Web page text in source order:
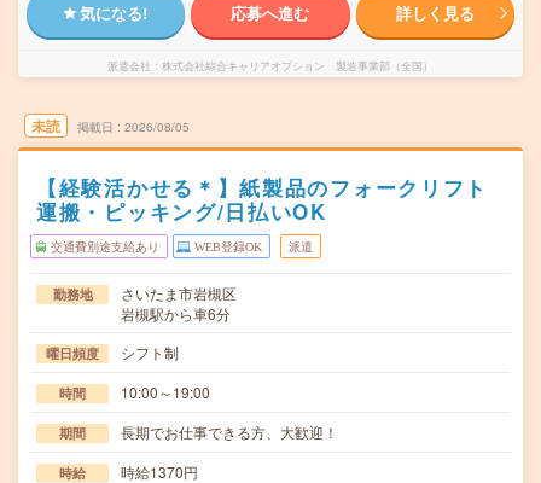
気になる! 応募へ進む 詳しく見る
派遣会社 株式会社綜合キャリアオプション 製造事業部（全国）
未読 掲載日 2026/08/05
【経験活かせる＊】紙製品のフォークリフト
運搬・ピッキング/日払いOK
交通費別途支給あり WEB登録OK 派遣
勤務地
さいたま市岩槻区
岩槻駅から車6分
曜日頻度 シフト制
時間 10:00～19:00
期間 長期でお仕事できる方、大歓迎！
時給 時給1370円